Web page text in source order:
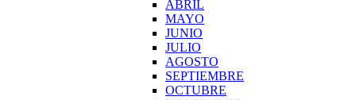
ABRIL
MAYO
JUNIO
JULIO
AGOSTO
SEPTIEMBRE
OCTUBRE